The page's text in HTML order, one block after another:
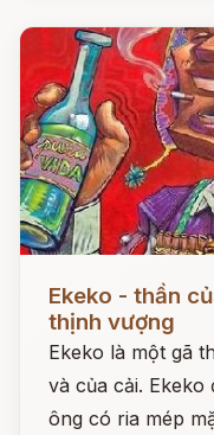
Ekeko - thần
thịnh vượng
Ekeko là một gã
và của cải.
ông có ria mép